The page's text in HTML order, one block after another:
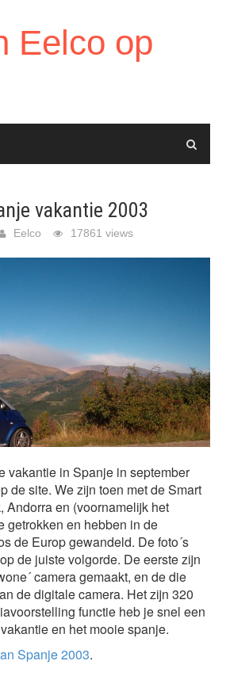
Eelco op
vakantie 2003
Eelco 17861 views
vakantie in Spanje in september
de site. We zijn toen met de Smart
Andorra en (voornamelijk het
getrokken en hebben in de
de Europ gewandeld. De foto´s
de juiste volgorde. De eerste zijn
camera gemaakt, en de die
de digitale camera. Het zijn 320
functie heb je snel een
en het mooie spanje.
Spanje 2003.